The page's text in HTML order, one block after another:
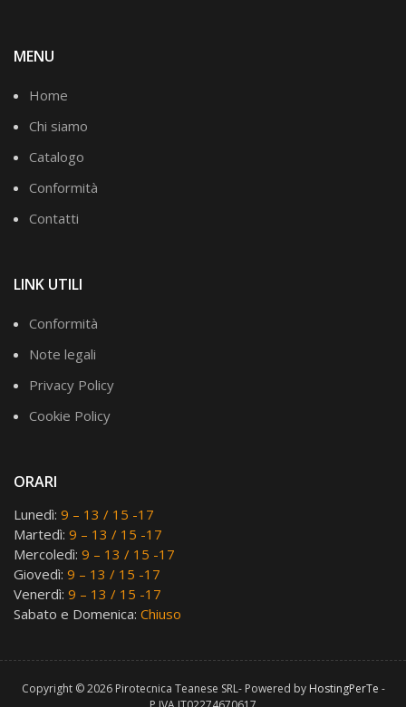
MENU
Home
Chi siamo
Catalogo
Conformità
Contatti
LINK UTILI
Conformità
Note legali
Privacy Policy
Cookie Policy
ORARI
Lunedì: 9 – 13 / 15 -17
Martedì: 9 – 13 / 15 -17
Mercoledì: 9 – 13 / 15 -17
Giovedì: 9 – 13 / 15 -17
Venerdì: 9 – 13 / 15 -17
Sabato e Domenica: Chiuso
Copyright © 2026 Pirotecnica Teanese SRL- Powered by HostingPerTe -